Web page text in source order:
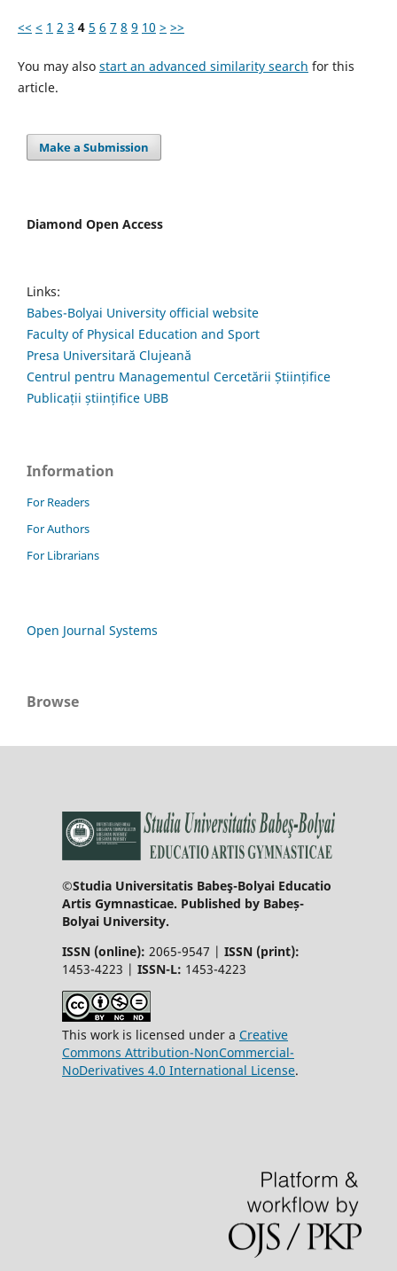
<< < 1 2 3 4 5 6 7 8 9 10 > >>
You may also start an advanced similarity search for this
article.
Make a Submission
Diamond Open Access
Links:
Babes-Bolyai University official website
Faculty of Physical Education and Sport
Presa Universitară Clujeană
Centrul pentru Managementul Cercetării Științifice
Publicații științifice UBB
Information
For Readers
For Authors
For Librarians
Open Journal Systems
Browse
©Studia Universitatis Babeş-Bolyai Educatio
Artis Gymnasticae. Published by Babeș-
Bolyai University.
ISSN (online): 2065-9547 | ISSN (print):
1453-4223 | ISSN-L: 1453-4223
This work is licensed under a Creative
Commons Attribution-NonCommercial-
NoDerivatives 4.0 International License.